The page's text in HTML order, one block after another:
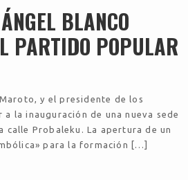
BLANCO
PARTIDO POPULAR
y el presidente de los
la inauguración de una nueva sede
calle Probaleku. La apertura de un
para la formación […]